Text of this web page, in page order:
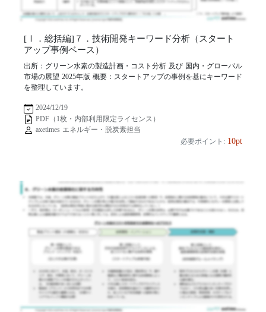
[Ⅰ．総括編]７．技術開発キーワード分析（スタート
アップ事例ベース）
出所：グリーン水素の製造計画・コスト分析 及び 国内・グローバル
市場の展望 2025年版 概要：スタートアップの事例を基にキーワード
を整理しています。
2024/12/19
PDF（1枚・内部利用限定ライセンス）
axetimes エネルギー・脱炭素担当
必要ポイント: 10pt